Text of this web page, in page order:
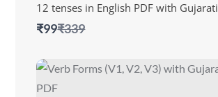
12 tenses in English PDF with Gujarati
₹99Compare
₹339